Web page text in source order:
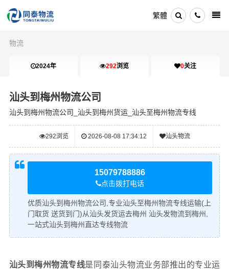
繁體
物流
2024年 292浏览 0关注
汕头到梅州物流公司
汕头到梅州物流公司_汕头到梅州货运_汕头至梅州物流专线
292浏览 2026-08-08 17:34:12 汕头物流
15079788886
点击拨打电话
优质汕头到梅州物流公司,专业汕头至梅州物流专线运输(上
门取货 送货到门)从汕头发货运去梅州 汕头发物流到梅州,
一站式汕头到梅州直达专线物流
汕头到梅州物流专线是同泰汕头物流业务部推出的专业运